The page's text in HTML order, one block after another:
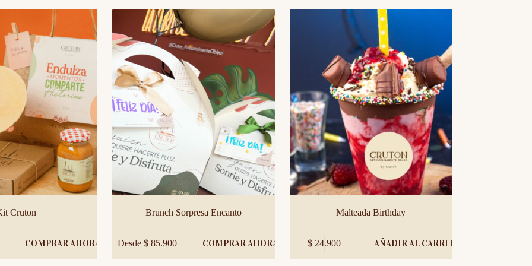
Cruton
COMPRAR AHORA
Brunch Sorpresa Encanto
Desde $85.900 COMPRAR AHORA
producto
Malteada Birthday
$ 24.900 AÑADIR AL CARRITO